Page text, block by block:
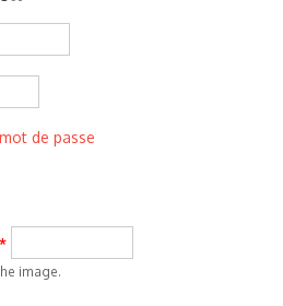
de passe
*
image.